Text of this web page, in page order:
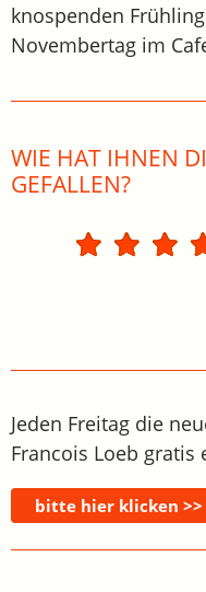
knospenden
Novembertag im
WIE HAT IHNEN
GEFALLEN?
Jeden Freitag die
Francois Loeb gratis